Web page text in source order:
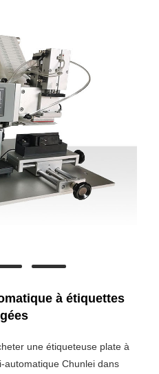
à étiquettes
une étiqueteuse plate à
automatique Chunlei dans